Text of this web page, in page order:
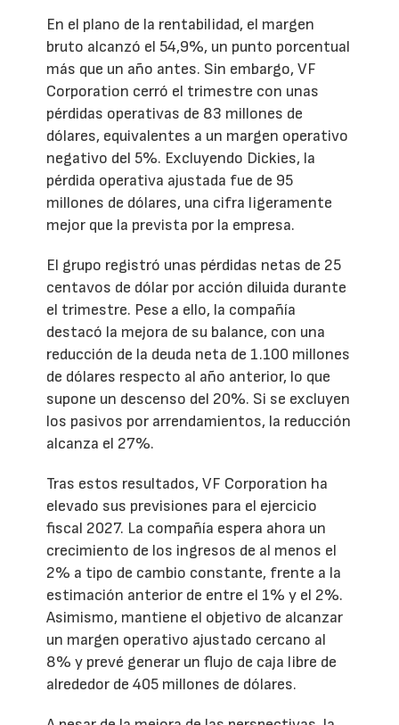
En el plano de la rentabilidad, el margen
bruto alcanzó el 54,9%, un punto porcentual
más que un año antes. Sin embargo, VF
Corporation cerró el trimestre con unas
pérdidas operativas de 83 millones de
dólares, equivalentes a un margen operativo
negativo del 5%. Excluyendo Dickies, la
pérdida operativa ajustada fue de 95
millones de dólares, una cifra ligeramente
mejor que la prevista por la empresa.
El grupo registró unas pérdidas netas de 25
centavos de dólar por acción diluida durante
el trimestre. Pese a ello, la compañía
destacó la mejora de su balance, con una
reducción de la deuda neta de 1.100 millones
de dólares respecto al año anterior, lo que
supone un descenso del 20%. Si se excluyen
los pasivos por arrendamientos, la reducción
alcanza el 27%.
Tras estos resultados, VF Corporation ha
elevado sus previsiones para el ejercicio
fiscal 2027. La compañía espera ahora un
crecimiento de los ingresos de al menos el
2% a tipo de cambio constante, frente a la
estimación anterior de entre el 1% y el 2%.
Asimismo, mantiene el objetivo de alcanzar
un margen operativo ajustado cercano al
8% y prevé generar un flujo de caja libre de
alrededor de 405 millones de dólares.